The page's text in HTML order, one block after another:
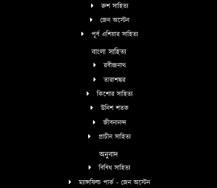
রুশ সাহিত্য
জেন অস্টেন
পূর্ব এশিয়ার সাহিত্য
বাংলা সাহিত্য
রবীন্দ্রনাথ
তারাশঙ্কর
কিশোর সাহিত্য
উনিশ শতক
জীবনানন্দ
প্রাচীন সাহিত্য
অনুবাদ
বিবিধ সাহিত্য
ম্যান্সফিল্ড পার্ক - জেন অস্টেন